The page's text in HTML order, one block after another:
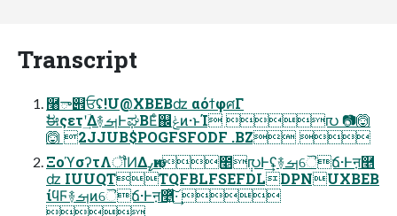
Transcript
࿨ా୎ਓʢ!U@XBEBʣ αόϯφศΓ
ࣗಈςετʹؔ͢Δ࿈ࡌͰಘΒΕͨ஌ݟͷ·ͱΊ ൛ 📷🙆
🙆 2JJUB$POGFSFODF .BZ 
ΞοϓσʔτΛॏͶΔߨԋͷ೥݄൛Ͱ͢ʢ࿈ࡌୈճ·Ͱऩ࿥
ʣ IUUQTTQFBLFSEFDLDPNUXBEB
ίϥϜ࿈ࡌͷୈճ·Ͱऩ࿥͍ͯ͠·͢ 
